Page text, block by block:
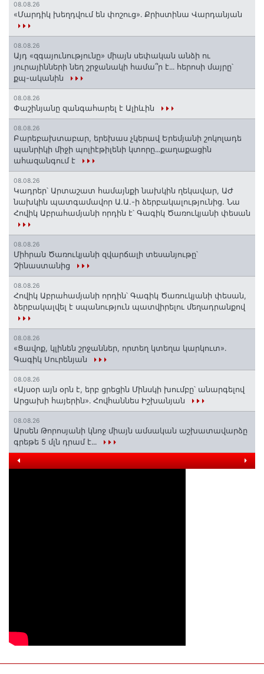
08.08.26
«Մարդիկ խեղդվում են փոշուց»․ Քրիստինա Վարդանյան
08.08.26
Այդ «զգայունությունը» միայն սեփական անձի ու
յուրայինների նեղ շրջանակի համա՞ր է․․․ հերոսի մայրը՝
քպ-ականին
08.08.26
Փաշինյանը զանգահարել է Ալիևին
08.08.26
Բարեբախտաբար, երեխաս չկերավ Երեմյանի շոկոլադե
պանրիկի միջի պոլիէթիլենի կտորը․․․քաղաքացին
ահազանգում է
08.08.26
Կադրեր՝ Արտաշատ համայնքի նախկին ղեկավար, ԱԺ
նախկին պատգամավոր Ա.Ա.-ի ձերբակալությունից. Նա
Հովիկ Աբրահամյանի որդին է՝ Գագիկ Ծառուկյանի փեսան
08.08.26
Միհրան Ծառուկյանի զվարճալի տեսանյութը՝
Չինաստանից
08.08.26
Հովիկ Աբրահամյանի որդին՝ Գագիկ Ծառուկյանի փեսան,
ձերբակալվել է սպանություն պատվիրելու մեղադրանքով
08.08.26
«Ցավոք, կլինեն շրջաններ, որտեղ կտեղա կարկուտ»․
Գագիկ Սուրենյան
08.08.26
«Այսօր այն օրն է, երբ ցրեցին Մինսկի խումբը՝ անարգելով
Արցախի հայերին»․ Հովհաննես Իշխանյան
08.08.26
Արսեն Թորոսյանի կնոջ միայն ամսական աշխատավարձը
գրեթե 5 մլն դրամ է․․․